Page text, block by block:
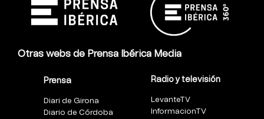
Otras webs de Prensa Ibérica Media
Prensa
Diari de Girona
Diario de Córdoba
Radio y televisión
LevanteTV
InformacionTV